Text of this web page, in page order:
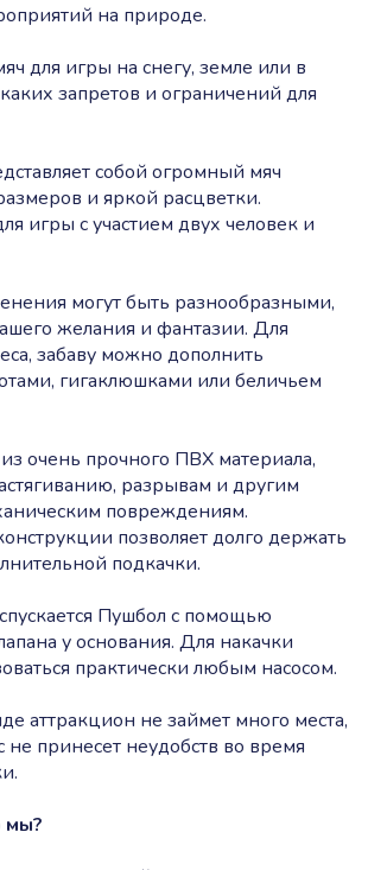
на природе.
для игры на снегу, земле или в
запретов и ограничений для
собой огромный мяч
и яркой расцветки.
игры с участием двух человек и
могут быть разнообразными,
желания и фантазии. Для
забаву можно дополнить
гигаклюшками или беличьем
очень прочного ПВХ материала,
разрывам и другим
повреждениям.
позволяет долго держать
подкачки.
Пушбол с помощью
у основания. Для накачки
практически любым насосом.
аттракцион не займет много места,
не принесет неудобств во время
мы?